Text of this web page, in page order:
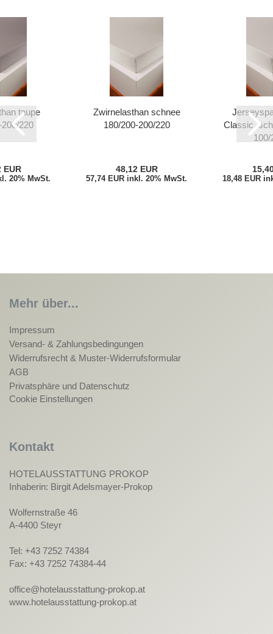
taupe
220
EUR
20% MwSt.
Zwirnelasthan schnee
180/200-200/220
48,12 EUR
57,74 EUR inkl. 20% MwSt.
Classic,
100/
18,48 EUR
Mehr über...
Impressum
Versand- & Zahlungsbedingungen
Widerrufsrecht & Muster-Widerrufsformular
AGB
Privatsphäre und Datenschutz
Cookie Einstellungen
Kontakt
HOTELAUSSTATTUNG PROKOP
Inhaberin: Birgit Adelsmayer-Prokop
Wolfernstraße 46
A-4400 Steyr
Tel: +43 7252 74384
Fax: +43 7252 74384-44
office@hotelausstattung-prokop.at
www.hotelausstattung-prokop.at